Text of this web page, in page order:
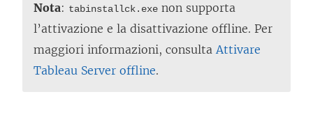
n
e
s
t
Nota: tabinstallck.exe non supporta
l’attivazione e la disattivazione offline. Per
maggiori informazioni, consultaAttivare
Tableau Server offline.